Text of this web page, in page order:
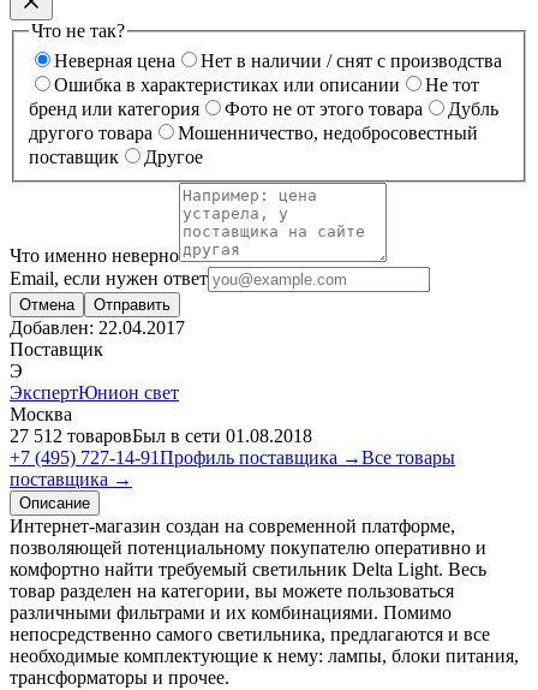
Что не так?
Неверная цена
Нет в наличии / снят с производства
Ошибка в характеристиках или описании
Не тот
бренд или категория
Фото не от этого товара
Дубль
другого товара
Мошенничество, недобросовестный
поставщик
Другое
Что именно неверно
Email, если нужен ответ
Отмена Отправить
Добавлен: 22.04.2017
Поставщик
Э
ЭкспертЮнион свет
Москва
27 512 товаровБыл в сети 01.08.2018
+7 (495) 727-14-91Профиль поставщика →Все товары
поставщика →
Описание
Интернет-магазин создан на современной платформе,
позволяющей потенциальному покупателю оперативно и
комфортно найти требуемый светильник Delta Light. Весь
товар разделен на категории, вы можете пользоваться
различными фильтрами и их комбинациями. Помимо
непосредственно самого светильника, предлагаются и все
необходимые комплектующие к нему: лампы, блоки питания,
трансформаторы и прочее.